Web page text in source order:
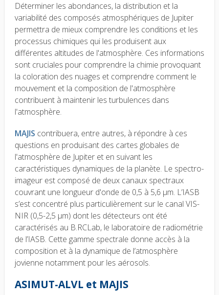
Déterminer les abondances, la distribution et la
variabilité des composés atmosphériques de Jupiter
permettra de mieux comprendre les conditions et les
processus chimiques qui les produisent aux
différentes altitudes de l'atmosphère. Ces informations
sont cruciales pour comprendre la chimie provoquant
la coloration des nuages et comprendre comment le
mouvement et la composition de l'atmosphère
contribuent à maintenir les turbulences dans
l'atmosphère.
MAJIS contribuera, entre autres, à répondre à ces
questions en produisant des cartes globales de
l'atmosphère de Jupiter et en suivant les
caractéristiques dynamiques de la planète. Le spectro-
imageur est composé de deux canaux spectraux
couvrant une longueur d'onde de 0,5 à 5,6 µm. L’IASB
s’est concentré plus particulièrement sur le canal VIS-
NIR (0,5-2,5 µm) dont les détecteurs ont été
caractérisés au B.RCLab, le laboratoire de radiométrie
de l’IASB. Cette gamme spectrale donne accès à la
composition et à la dynamique de l’atmosphère
jovienne notamment pour les aérosols.
ASIMUT-ALVL et MAJIS